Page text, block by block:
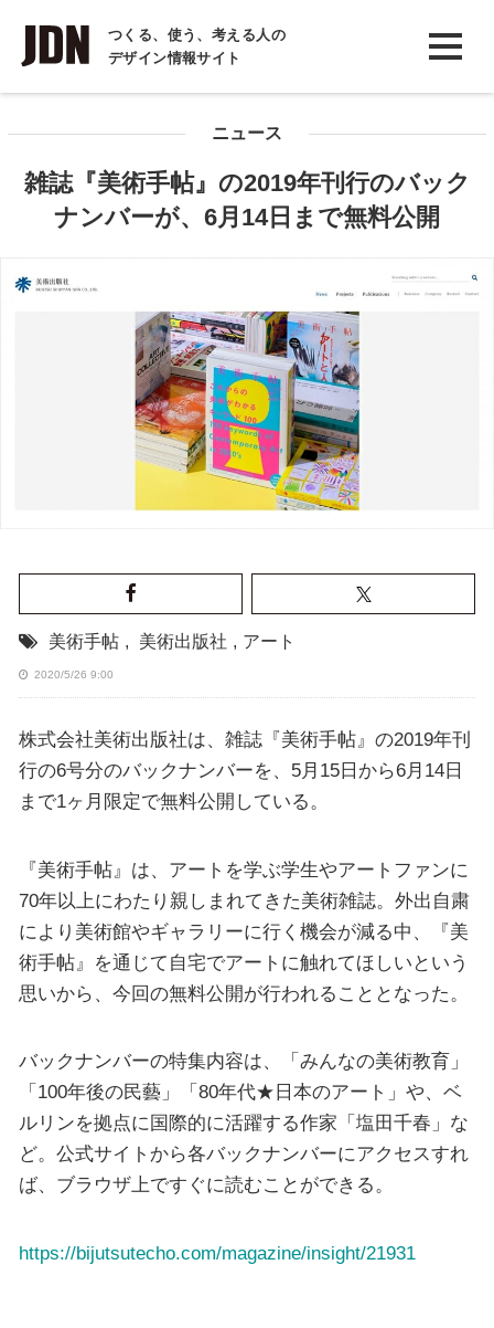
つくる、使う、考える人の
デザイン情報サイト
INTERVIEW
インタビュー
COLUMN
ニュース
雑誌『美術手帖』の2019年刊行のバック
ナンバーが、6月14日まで無料公開
美術手帖 , 美術出版社 , アート
2020/5/26 9:00
株式会社美術出版社は、雑誌『美術手帖』の2019年刊
行の6号分のバックナンバーを、5月15日から6月14日
まで1ヶ月限定で無料公開している。
『美術手帖』は、アートを学ぶ学生やアートファンに
70年以上にわたり親しまれてきた美術雑誌。外出自粛
により美術館やギャラリーに行く機会が減る中、『美
術手帖』を通じて自宅でアートに触れてほしいという
思いから、今回の無料公開が行われることとなった。
バックナンバーの特集内容は、「みんなの美術教育」
「100年後の民藝」「80年代★日本のアート」や、ベ
ルリンを拠点に国際的に活躍する作家「塩田千春」な
ど。公式サイトから各バックナンバーにアクセスすれ
ば、ブラウザ上ですぐに読むことができる。
https://bijutsutecho.com/magazine/insight/21931